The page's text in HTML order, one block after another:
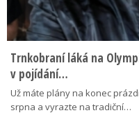
Trnkobraní láká na
v pojídání…
Už máte plány na konec
srpna a vyrazte na tradiční…